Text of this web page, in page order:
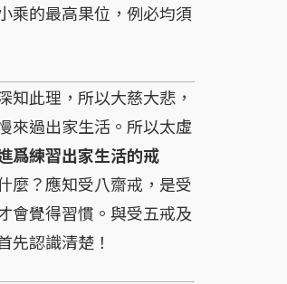
乘的最高果位，例必均須
此理，所以大慈大悲，
來過出家生活。所以太虛
爲練習出家生活的戒
麼？應知受八齋戒，是受
會覺得習慣。與受五戒及
先認識清楚！